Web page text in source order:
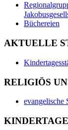
Büchereien
AKTUELLE
RELIGIÖS
evangelische